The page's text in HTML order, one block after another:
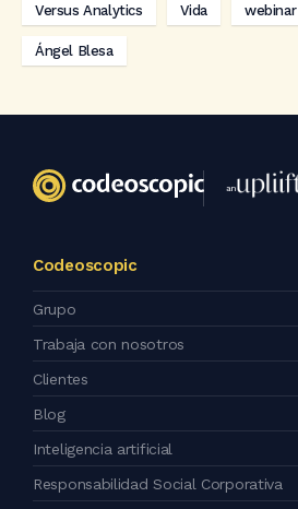
Versus Analytics Vida webinar
Ángel Blesa
an
Codeoscopic
Grupo
Trabaja con nosotros
Clientes
Blog
Inteligencia artificial
Responsabilidad Social Corporativa